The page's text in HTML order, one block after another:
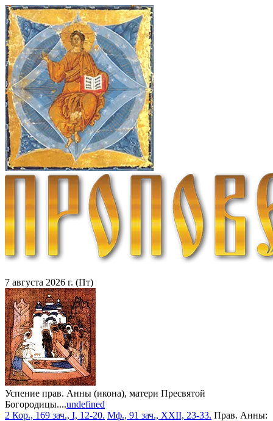
7 августа 2026 г. (Пт)
Успение прав. Анны (икона), матери Пресвятой
Богородицы....undefined
2 Кор., 169 зач., I, 12-20. Мф., 91 зач., XXII, 23-33. Прав. Анны: